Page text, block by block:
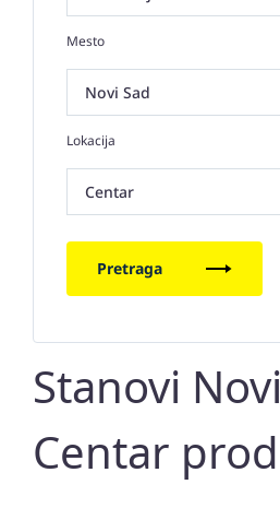
Mesto
Lokacija
Centar
Pretraga
Stanovi
Centar